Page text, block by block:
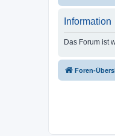
Information
Das Forum ist
Foren-